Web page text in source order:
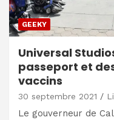
GEEKY
Universal
passeport et
vaccins
30 septembre 2021
Le gouverneur de